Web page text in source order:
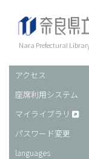
Nara Prefectural
ヘ
ッ
ダ
ー
アクセス
座席利用システム
マイライブラリ
パスワード変更
languages